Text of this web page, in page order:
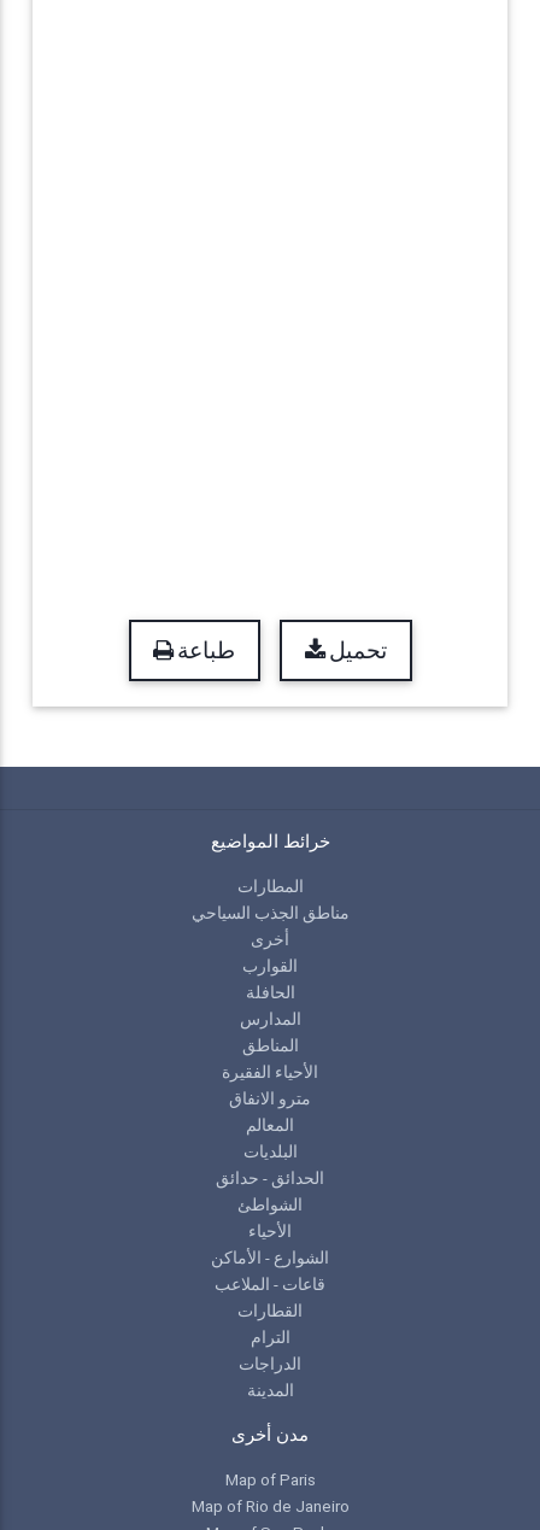
طباعة تحميل
خرائط المواضيع
المطارات
مناطق الجذب السياحي
أخرى
القوارب
الحافلة
المدارس
المناطق
الأحياء الفقيرة
مترو الانفاق
المعالم
البلديات
الحدائق - حدائق
الشواطئ
الأحياء
الشوارع - الأماكن
قاعات - الملاعب
القطارات
الترام
الدراجات
المدينة
مدن أخرى
Map of Paris
Map of Rio de Janeiro